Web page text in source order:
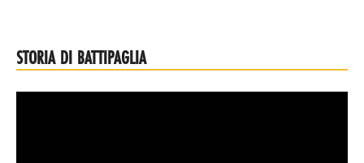
STORIA DI BATTIPAGLIA